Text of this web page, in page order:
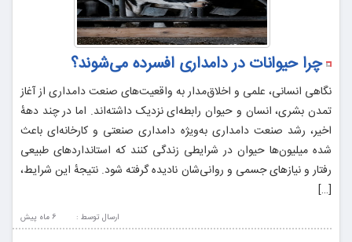
چرا حیوانات در دامداری افسرده می‌شوند؟
نگاهی انسانی، علمی و اخلاق‌مدار به واقعیت‌های صنعت دامداری از آغاز
تمدن بشری، انسان و حیوان رابطه‌ای نزدیک داشته‌اند. اما در چند دههٔ
اخیر، رشد صنعت دامداری به‌ویژه دامداری صنعتی و کارخانه‌ای باعث
شده میلیون‌ها حیوان در شرایطی زندگی کنند که استانداردهای طبیعی
رفتار و نیازهای جسمی و روانی‌شان نادیده گرفته شود. نتیجهٔ این شرایط،
[…]
6 ماه پيش ارسال توسط :